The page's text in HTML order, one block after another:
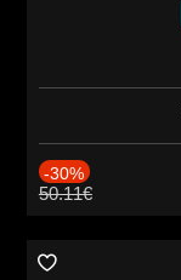
-30%
50.11€